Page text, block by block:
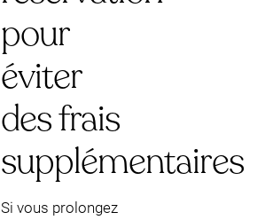
pour
éviter
des frais
supplémentaires
Si vous prolongez